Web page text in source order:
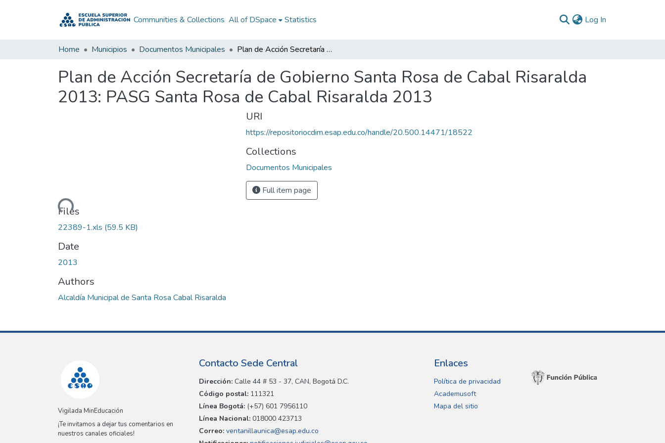
Communities & Collections All of DSpace Statistics Log In
Home Municipios Documentos Municipales Plan de Acción Secretaría de Gobierno Santa Rosa de Cabal Risaralda 2013: PASG Santa Rosa de Cabal Risaralda 2013
Plan de Acción Secretaría de Gobierno Santa Rosa de Cabal Risaralda
2013: PASG Santa Rosa de Cabal Risaralda 2013
Loading...
Files
22389-1.xls (59.5 KB)
Date
2013
Authors
Alcaldía Municipal de Santa Rosa Cabal Risaralda
URI
https://repositoriocdim.esap.edu.co/handle/20.500.14471/18522
Collections
Documentos Municipales
Full item page
Vigilada MinEducación
¡Te invitamos a dejar tus comentarios en
nuestros canales oficiales!
Contacto Sede Central
Dirección: Calle 44 # 53 - 37, CAN, Bogotá D.C.
Código postal: 111321
Línea Bogotá: (+57) 601 7956110
Línea Nacional: 018000 423713
Correo: ventanillaunica@esap.edu.co
Enlaces
Política de privacidad
Academusoft
Mapa del sitio